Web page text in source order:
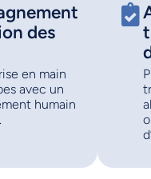
des
en main
avec un
humain